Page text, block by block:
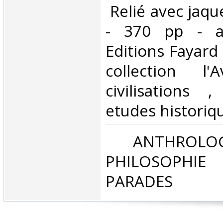
Relié avec
- 370 pp -
Editions
collection
civilisations
etudes
PHILOSOPHIE
PARADES‎